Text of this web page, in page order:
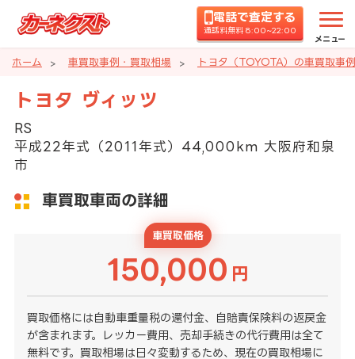
電話で査定する
通話料無料 8:00~22:00
メニュー
ホーム 車買取事例・買取相場 トヨタ（TOYOTA）の車買取事
トヨタ ヴィッツ
RS
平成22年式（2011年式）44,000km 大阪府和泉
市
車買取車両の詳細
車買取価格
150,000 円
買取価格には自動車重量税の還付金、自賠責保険料の返戻金
が含まれます。レッカー費用、売却手続きの代行費用は全て
無料です。買取相場は日々変動するため、現在の買取相場に